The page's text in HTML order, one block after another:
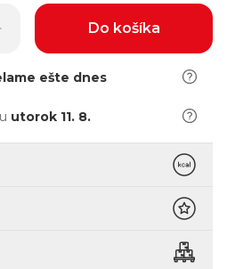
Do košíka
ešte dnes
utorok 11. 8.